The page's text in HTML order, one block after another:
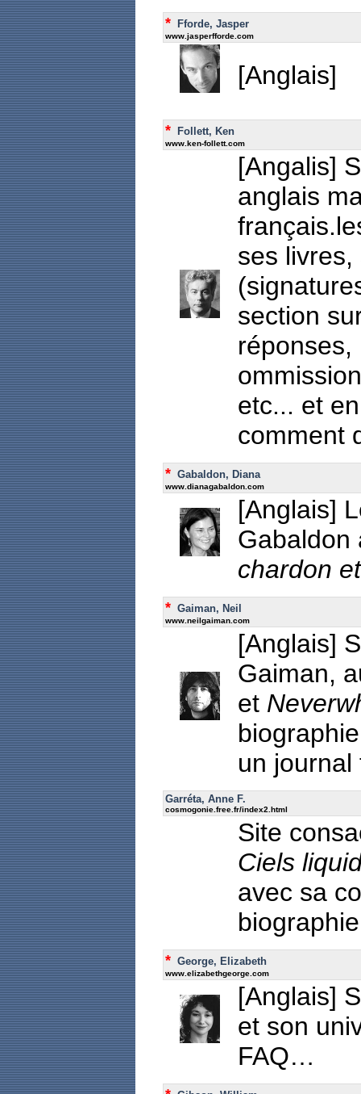
* Fforde, Jasper
www.jasperfforde.com
[Anglais]
* Follett, Ken
www.ken-follett.com
[Angalis]
anglais
ses
section
etc... et
comment
* Gabaldon, Diana
www.dianagabaldon.com
[Anglais]
chardon
* Gaiman, Neil
www.neilgaiman.com
[Anglais]
Gaiman,
et
un journal
Garréta, Anne F.
cosmogonie.free.fr/index2.html
Site
Ciels
avec sa
* George, Elizabeth
www.elizabethgeorge.com
[Anglais]
et son
FAQ…